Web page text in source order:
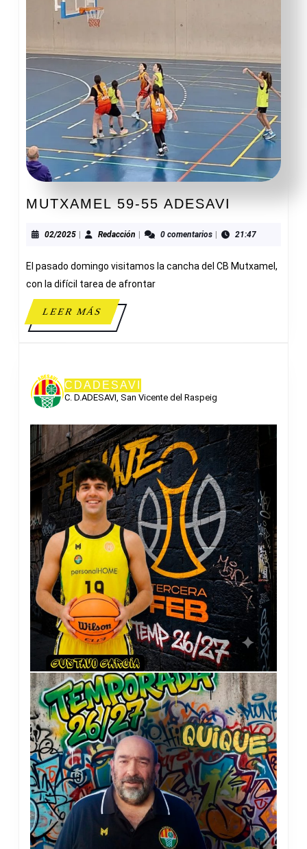
MUTXAMEL 59-55 ADESAVI
55
02/202502/2025Redacción Redacción0 comentarios 21:47
El pasado domingo visitamos la cancha del CB Mutxamel,
con la difícil tarea de afrontar
LEER MÁSLEER
MÁS
CDADESAVI
C. D.ADESAVI, San Vicente del Raspeig